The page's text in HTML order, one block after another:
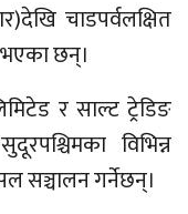
चाडपर्वलक्षित
छन्।
र साल्ट ट्रेडिङ
विभिन्न
सञ्चालन गर्नेछन्।